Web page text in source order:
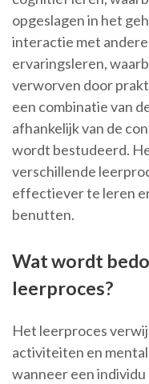
opgeslagen in het
interactie met
ervaringsleren,
verworven door
een combinatie van
afhankelijk van de
wordt bestudeerd.
verschillende
effectiever te leren
benutten.
Wat wordt
leerproces?
Het leerproces
activiteiten en
wanneer een